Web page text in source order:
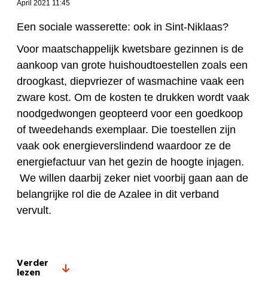
April 2021 11:45
Een sociale wasserette: ook in Sint-Niklaas?
Voor maatschappelijk kwetsbare gezinnen is de
aankoop van grote huishoudtoestellen zoals een
droogkast, diepvriezer of wasmachine vaak een
zware kost. Om de kosten te drukken wordt vaak
noodgedwongen geopteerd voor een goedkoop
of tweedehands exemplaar. Die toestellen zijn
vaak ook energieverslindend waardoor ze de
energiefactuur van het gezin de hoogte injagen.
We willen daarbij zeker niet voorbij gaan aan de
belangrijke rol die de Azalee in dit verband
vervult.
Verder
lezen